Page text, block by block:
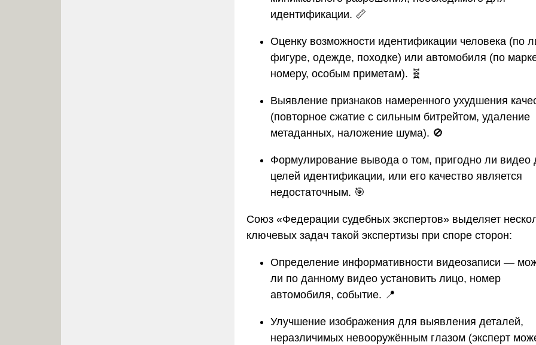
идентификации. 📏
Оценку возможности идентификации человека (по
фигуре, одежде, походке) или автомобиля (по
номеру, особым приметам). 🧬
Выявление признаков намеренного ухудшения
(повторное сжатие с сильным битрейтом, удаление
метаданных, наложение шума). 🚫
Формулирование вывода о том, пригодно ли видео
целей идентификации, или его качество является
недостаточным. 🎯
Союз «Федерации судебных экспертов» выделяет
ключевых задач такой экспертизы при споре сторон:
Определение информативности видеозаписи —
ли по данному видео установить лицо, номер
автомобиля, событие. 📍
Улучшение изображения для выявления деталей,
неразличимых невооружённым глазом (эксперт